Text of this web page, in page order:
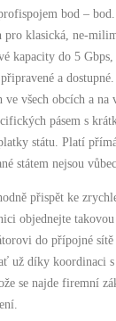
bod –
klasická, ne-
kapacity do 5
a
všech obcích a na
pásem s
státu. Platí
státem nejsou
přispět ke
objednejte
do přípojné sítě
už díky koordinaci
se najde firemní